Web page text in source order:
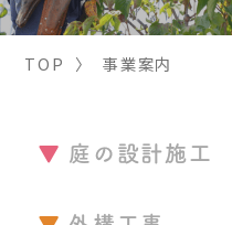
TOP 〉 事業案内
庭の設計施工